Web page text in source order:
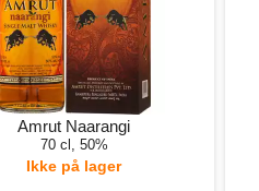
Amrut Naarangi
70 cl, 50%
Ikke på lager